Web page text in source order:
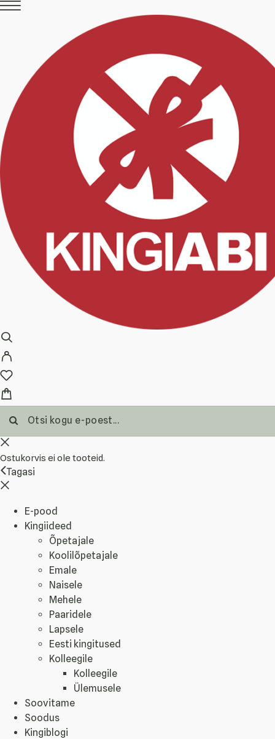
Ostukorvis ei ole tooteid.
Tagasi
E-pood
Kingiideed
Õpetajale
Koolilõpetajale
Emale
Naisele
Mehele
Paaridele
Lapsele
Eesti kingitused
Kolleegile
Kolleegile
Ülemusele
Soovitame
Soodus
Kingiblogi